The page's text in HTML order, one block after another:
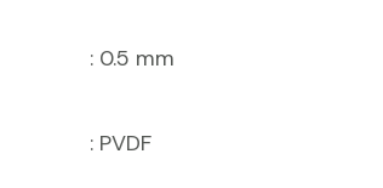
: 4 mm
: 2440, 4880 or custom